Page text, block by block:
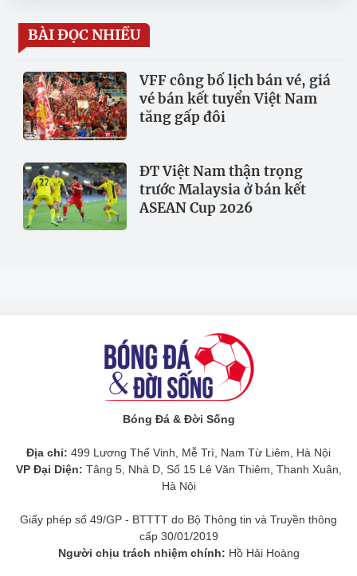
BÀI ĐỌC NHIỀU
VFF công bố lịch bán vé, giá
vé bán kết tuyển Việt Nam
tăng gấp đôi
ĐT Việt Nam thận trọng
trước Malaysia ở bán kết
ASEAN Cup 2026
Bóng Đá & Đời Sống
Địa chỉ: 499 Lương Thế Vinh, Mễ Trì, Nam Từ Liêm, Hà Nội
VP Đại Diện: Tâng 5, Nhà D, Số 15 Lê Văn Thiêm, Thanh Xuân,
Hà Nội
Giấy phép số 49/GP - BTTTT do Bộ Thông tin và Truyền thông
cấp 30/01/2019
Người chịu trách nhiệm chính: Hồ Hải Hoàng